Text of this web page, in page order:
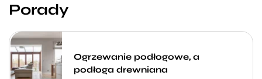
Porady
Ogrzewanie podłogowe, a
podłoga drewniana